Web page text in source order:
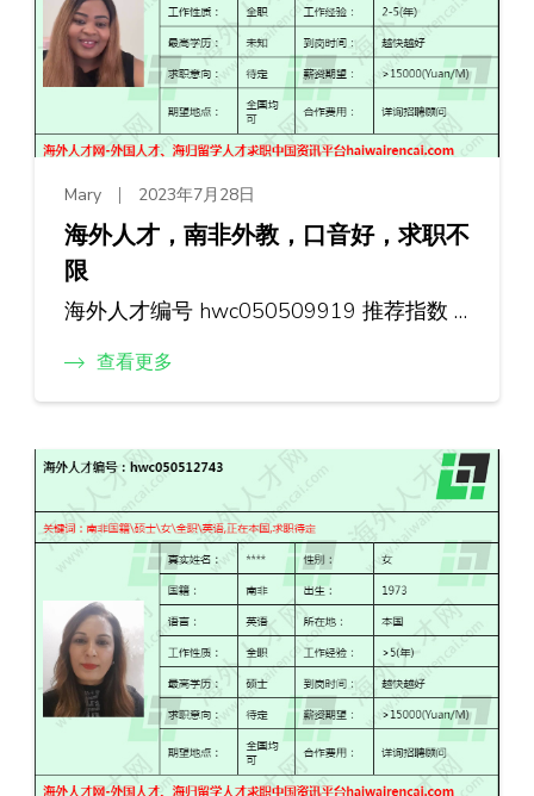
Mary 2023年7月28日
海外人才，南非外教，口音好，求职不
限
海外人才编号 hwc050509919 推荐指数 …
查看更多